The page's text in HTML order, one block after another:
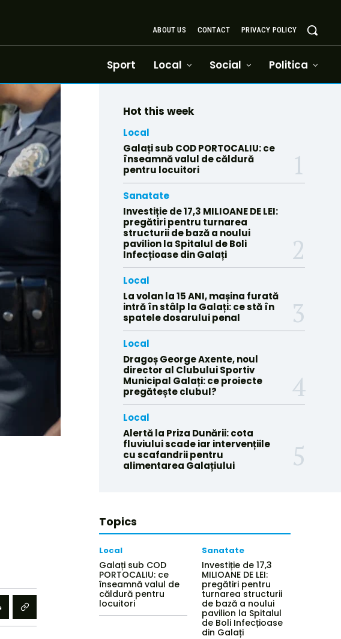
ABOUT US CONTACT PRIVACY POLICY
Sport Local Social Politica
Hot this week
Local
Galați sub COD PORTOCALIU: ce
înseamnă valul de căldură
pentru locuitori
Sanatate
Investiție de 17,3 MILIOANE DE LEI:
pregătiri pentru turnarea
structurii de bază a noului
pavilion la Spitalul de Boli
Infecțioase din Galați
Local
La volan la 15 ANI, mașina furată
intră în stâlp la Galați: ce stă în
spatele dosarului penal
Local
Dragoș George Axente, noul
director al Clubului Sportiv
Municipal Galați: ce proiecte
pregătește clubul?
Local
Alertă la Priza Dunării: cota
fluviului scade iar intervențiile
cu scafandrii pentru
alimentarea Galațiului
Topics
Local
Galați sub COD
PORTOCALIU: ce
înseamnă valul de
căldură pentru
locuitori
Sanatate
Investiție de 17,3
MILIOANE DE LEI:
pregătiri pentru
turnarea structurii
de bază a noului
pavilion la Spitalul
de Boli Infecțioase
din Galați